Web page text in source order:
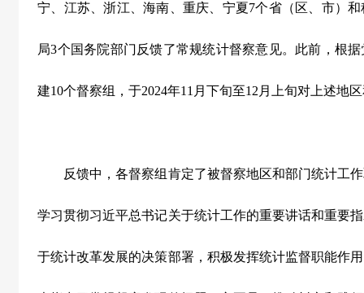
宁、江苏、浙江、海南、重庆、宁夏7个省（区、市）
局3个国务院部门反馈了常规统计督察意见。此前，根
建10个督察组，于2024年11 月下旬至12 月上旬对上述地
反馈中，各督察组肯定了被督察地区和部门统计工作
学习贯彻习近平总书记关于统计工作的重要讲话和重要
于统计改革发展的决策部署，积极发挥统计监督职能作